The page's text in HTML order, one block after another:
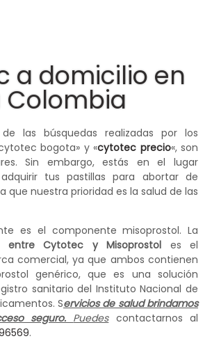
a domicilio en
Colombia
las búsquedas realizadas por los
bogota» y «cytotec precio«, son
Sin embargo, estás en el lugar
tus pastillas para abortar de
que nuestra prioridad es la salud de las
es el componente misoprostol. La
entre Cytotec y Misoprostol es el
comercial, ya que ambos contienen
genérico, que es una solución
sanitario del Instituto Nacional de
Servicios de salud brindamos
seguro. Puedescontactarnos al
.